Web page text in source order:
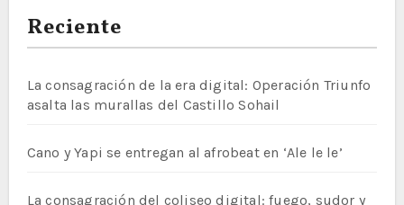
Reciente
La consagración de la era digital: Operación Triunfo
asalta las murallas del Castillo Sohail
Cano y Yapi se entregan al afrobeat en ‘Ale le le’
La consagración del coliseo digital: fuego, sudor y